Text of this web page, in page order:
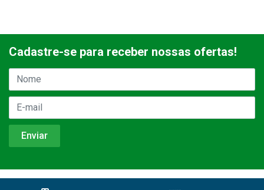
Cadastre-se para receber nossas ofertas!